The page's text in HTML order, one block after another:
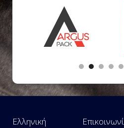
Ελληνική